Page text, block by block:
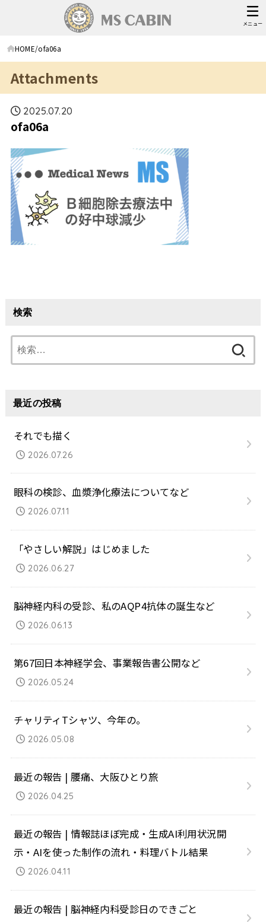
メニュー
HOME ofa06a
Attachments
2025.07.20
ofa06a
検索
索:
最近の投稿
それでも描く
2026.07.26
眼科の検診、血漿浄化療法についてなど
2026.07.11
「やさしい解説」はじめました
2026.06.27
脳神経内科の受診、私のAQP4抗体の誕生など
2026.06.13
第67回日本神経学会、事業報告書公開など
2026.05.24
チャリティTシャツ、今年の。
2026.05.08
最近の報告 | 腰痛、大阪ひとり旅
2026.04.25
最近の報告 | 情報誌ほぼ完成・生成AI利用状況開
示・AIを使った制作の流れ・料理バトル結果
2026.04.11
最近の報告 | 脳神経内科受診日のできごと